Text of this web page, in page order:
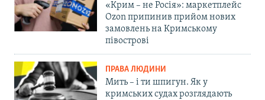
«Крим – не Росія»: маркетплейс
Ozon припинив прийом нових
замовлень на Кримському
півострові
ПРАВА ЛЮДИНИ
Мить – і ти шпигун. Як у
кримських судах розглядають